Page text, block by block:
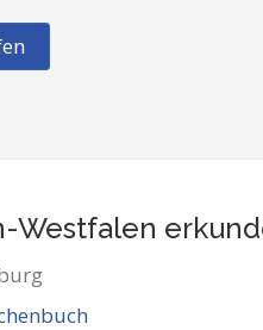
Westfalen